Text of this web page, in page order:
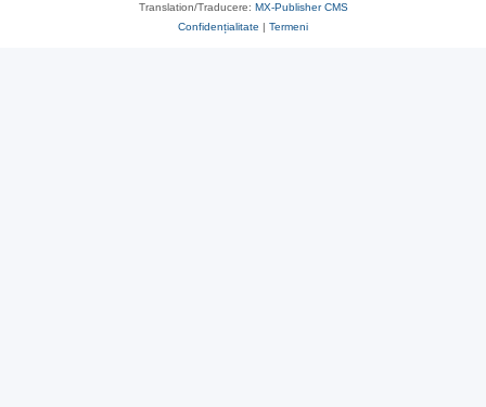
Translation/Traducere: MX-Publisher CMS
Confidențialitate | Termeni